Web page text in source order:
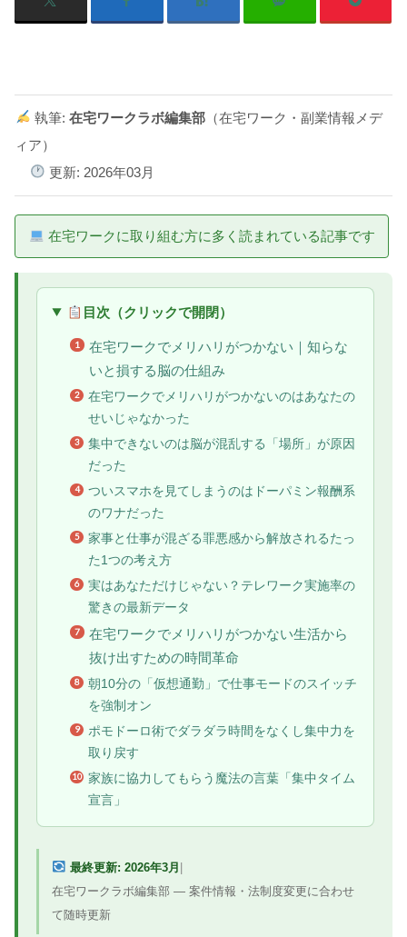
執筆: 在宅ワークラボ編集部（在宅ワーク・副業情報メデ
ィア）
更新: 2026年03月
在宅ワークに取り組む方に多く読まれている記事です
目次（クリックで開閉）
在宅ワークでメリハリがつかない｜知らな
いと損する脳の仕組み
在宅ワークでメリハリがつかないのはあなたの
せいじゃなかった
集中できないのは脳が混乱する「場所」が原因
だった
ついスマホを見てしまうのはドーパミン報酬系
のワナだった
家事と仕事が混ざる罪悪感から解放されるたっ
た1つの考え方
実はあなただけじゃない？テレワーク実施率の
驚きの最新データ
在宅ワークでメリハリがつかない生活から
抜け出すための時間革命
朝10分の「仮想通勤」で仕事モードのスイッチ
を強制オン
ポモドーロ術でダラダラ時間をなくし集中力を
取り戻す
家族に協力してもらう魔法の言葉「集中タイム
宣言」
最終更新: 2026年3月 |
在宅ワークラボ編集部 ― 案件情報・法制度変更に合わせ
て随時更新